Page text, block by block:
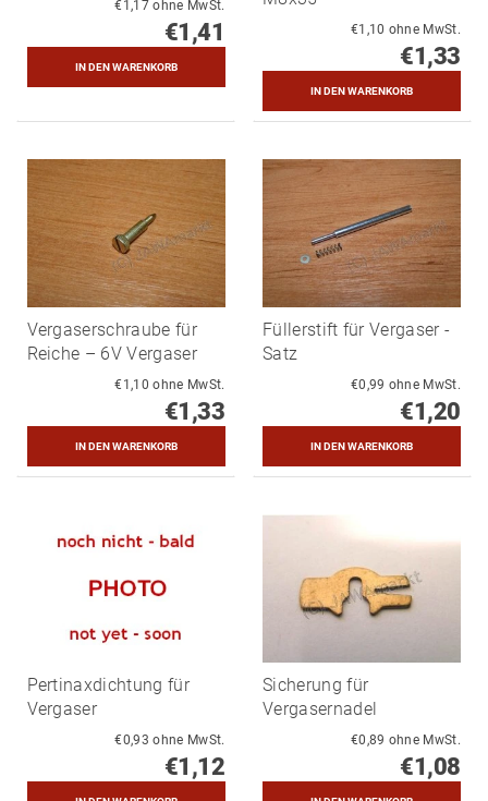
€1,17 ohne MwSt.
€1,41 €1,10 ohne MwSt.
€1,33
Vergaserschraube für
Reiche – 6V Vergaser
€1,10 ohne MwSt.
€1,33
Füllerstift für Vergaser -
Satz
€0,99 ohne MwSt.
€1,20
Pertinaxdichtung für
Vergaser
€0,93 ohne MwSt.
€1,12
Sicherung für
Vergasernadel
€0,89 ohne MwSt.
€1,08